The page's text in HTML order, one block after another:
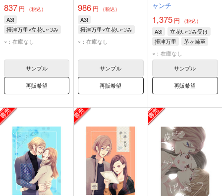
837 円 （税込）
A3!
摂津万里×立花いづみ
摂津万里
×：在庫なし
サンプル
再販希望
986 円 （税込）
A3!
摂津万里×立花いづみ
摂津万里
×：在庫なし
サンプル
再販希望
ャンチ
1,375円 （税込）
A3!
立花いづみ受け
摂津万里
茅ヶ崎至
三好一成
×：在庫なし
サンプル
再販希望